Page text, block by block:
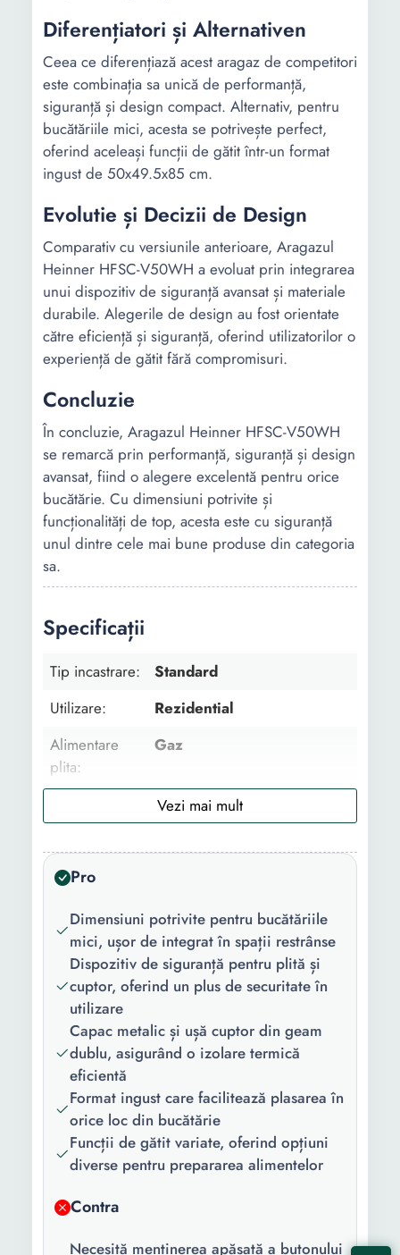
Diferențiatori și Alternativen
Ceea ce diferențiază acest aragaz de competitori
este combinația sa unică de performanță,
siguranță și design compact. Alternativ, pentru
bucătăriile mici, acesta se potrivește perfect,
oferind aceleași funcții de gătit într-un format
ingust de 50x49.5x85 cm.
Evolutie și Decizii de Design
Comparativ cu versiunile anterioare, Aragazul
Heinner HFSC-V50WH a evoluat prin integrarea
unui dispozitiv de siguranță avansat și materiale
durabile. Alegerile de design au fost orientate
către eficiență și siguranță, oferind utilizatorilor o
experiență de gătit fără compromisuri.
Concluzie
În concluzie, Aragazul Heinner HFSC-V50WH
se remarcă prin performanță, siguranță și design
avansat, fiind o alegere excelentă pentru orice
bucătărie. Cu dimensiuni potrivite și
funcționalități de top, acesta este cu siguranță
unul dintre cele mai bune produse din categoria
sa.
Specificații
Tip incastrare:
Standard
Utilizare:
Rezidential
Alimentare
plita:
Gaz
panou
comanda:
Frontala
Material capac:
Functii:
Supapa de siguranta
Continut
pachet:
1 x Aragaz
Culoare:
Numar
arzatoare:
4
Material
gratare:
Otel emailat
Numar
cuptoare:
1
Pro
Dimensiuni potrivite pentru bucătăriile
mici, ușor de integrat în spații restrânse
Dispozitiv de siguranță pentru plită și
cuptor, oferind un plus de securitate în
utilizare
Capac metalic și ușă cuptor din geam
dublu, asigurând o izolare termică
eficientă
Format ingust care facilitează plasarea în
orice loc din bucătărie
Funcții de gătit variate, oferind opțiuni
diverse pentru prepararea alimentelor
Contra
Necesită menținerea apăsată a butonului